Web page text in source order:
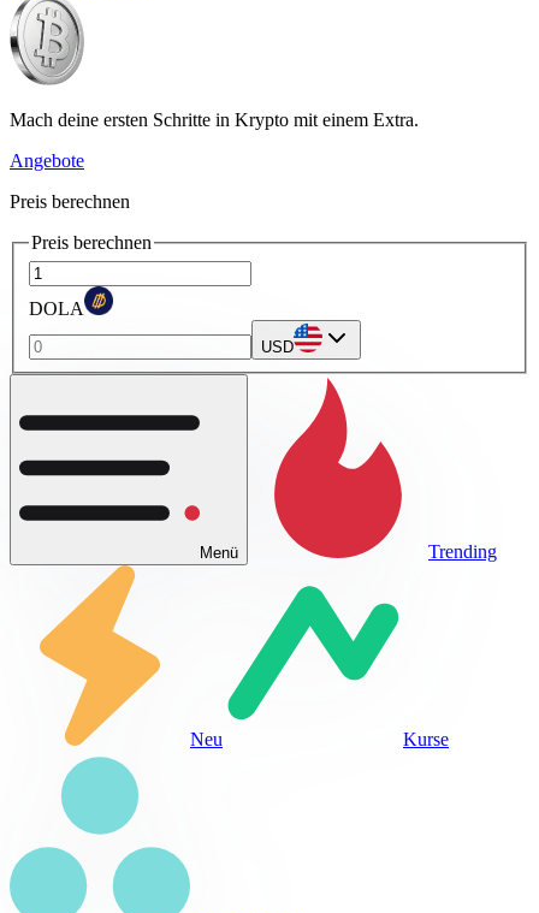
Mach deine ersten Schritte in Krypto mit einem Extra.
Angebote
Preis berechnen
Preis berechnen
DOLA
USD
Menü Trending
Neu Kurse